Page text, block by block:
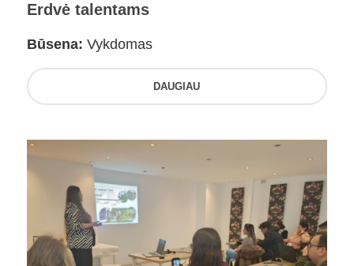
Erdvė talentams
Būsena: Vykdomas
DAUGIAU